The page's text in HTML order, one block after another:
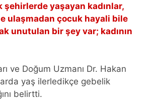
şehirlerde yaşayan kadınlar,
ulaşmadan çocuk hayali bile
unutulan bir şey var; kadının
ve Doğum Uzmanı Dr. Hakan
yaş ilerledikçe gebelik
belirtti.